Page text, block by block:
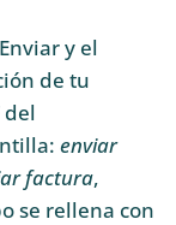
y el
de tu
del
enviar
factura,
se rellena con